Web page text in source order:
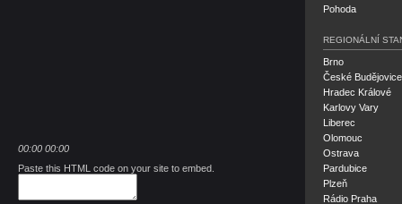
00:00 00:00
Paste this HTML code on your site to embed.
Pohoda
REGIONÁLNÍ
Brno
České Budějovice
Hradec Králové
Karlovy Vary
Liberec
Olomouc
Ostrava
Pardubice
Plzeň
Rádio Praha